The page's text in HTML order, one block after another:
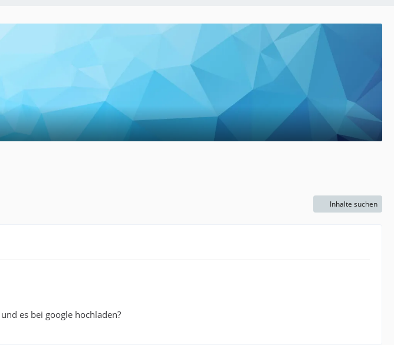
Inhalte suchen
es bei google hochladen?